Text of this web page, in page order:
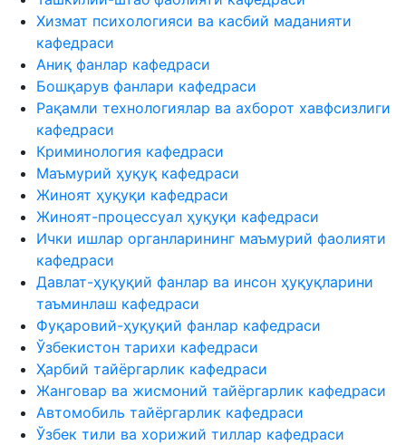
Хизмат психологияси ва касбий маданияти
кафедраси
Аниқ фанлар кафедраси
Бошқарув фанлари кафедраси
Рақамли технологиялар ва ахборот хавфсизлиги
кафедраси
Криминология кафедраси
Маъмурий ҳуқуқ кафедраси
Жиноят ҳуқуқи кафедраси
Жиноят-процессуал ҳуқуқи кафедраси
Ички ишлар органларининг маъмурий фаолияти
кафедраси
Давлат-ҳуқуқий фанлар ва инсон ҳуқуқларини
таъминлаш кафедраси
Фуқаровий-ҳуқуқий фанлар кафедраси
Ўзбекистон тарихи кафедраси
Ҳарбий тайёргарлик кафедраси
Жанговар ва жисмоний тайёргарлик кафедраси
Автомобиль тайёргарлик кафедраси
Ўзбек тили ва хорижий тиллар кафедраси